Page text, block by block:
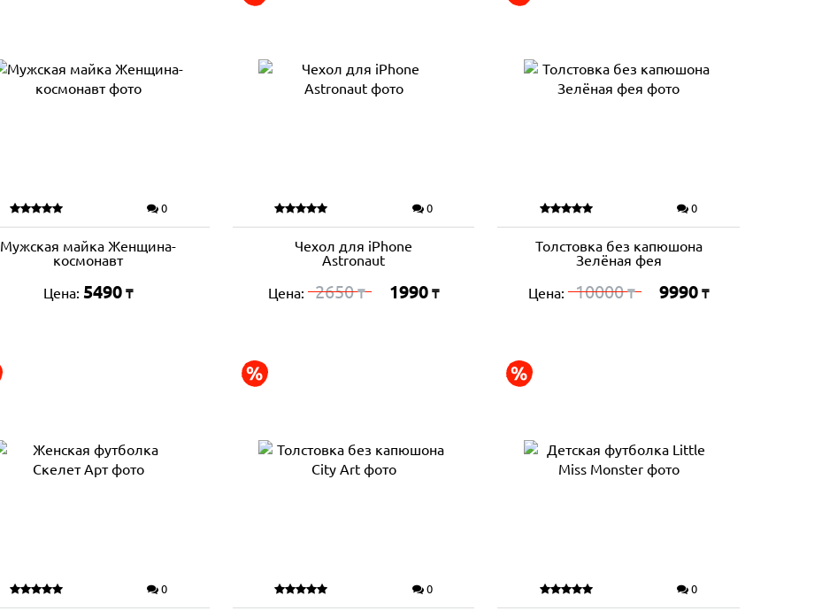
0
Мужская майка Женщина-
космонавт
Цена:5490 ₸
0
Чехол для iPhone
Astronaut
Цена: 2650₸ 1990 ₸
0
Толстовка без капюшона
Зелёная фея
Цена: 10000₸ 9990 ₸
0 0 0